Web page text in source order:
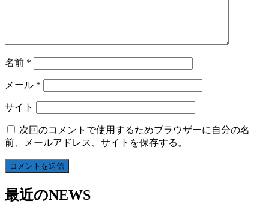
名前 *
メール *
サイト
次回のコメントで使用するためブラウザーに自分の名
前、メールアドレス、サイトを保存する。
最近のNEWS